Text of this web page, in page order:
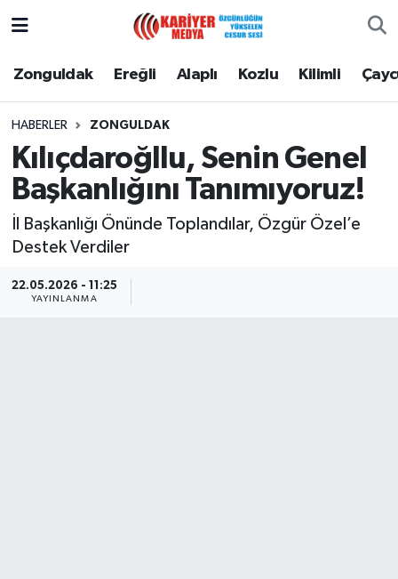
Zonguldak Ereğli Alaplı Kozlu Kilimli
HABERLER ZONGULDAK
Kılıçdaroğllu, Senin Genel
Başkanlığını Tanımıyoruz!
İl Başkanlığı Önünde Toplandılar, Özgür Özel’e
Destek Verdiler
22.05.2026 - 11:25
YAYINLANMA
Zonguldak
Alaplı
Kozlu
Kilimli
Çaycuma
Zonguldak Nöbetçi Eczaneler
Zonguldak Namaz Vakitleri
Zonguldak Trafik Yoğunluk Haritası
Puan Durumu ve Fikstür
Tüm Manşetler